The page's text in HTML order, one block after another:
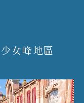
女峰地區